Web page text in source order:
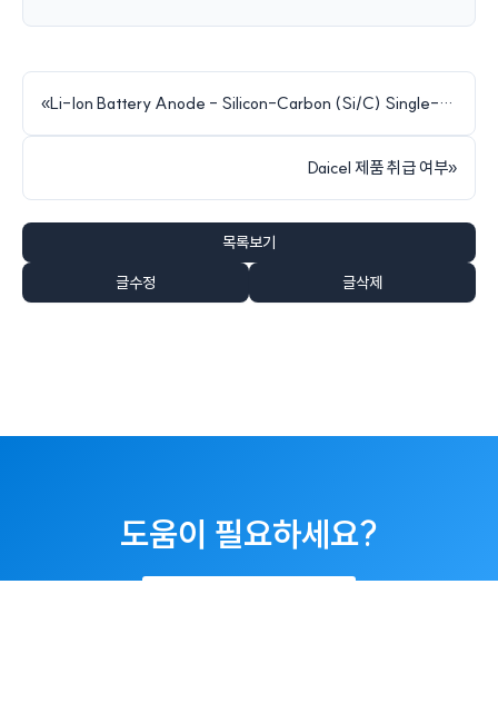
« Li-Ion Battery Anode - Silicon-Carbon (Si/C) Single-Side Coated on Cu Foil 견적 문의
Daicel 제품 취급 여부»
목록보기
글수정
글삭제
도움이 필요하세요?